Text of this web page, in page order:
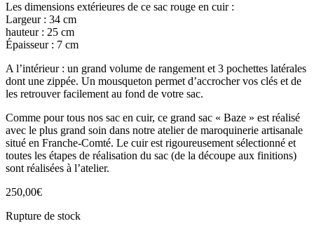
Les dimensions extérieures de ce sac rouge en cuir :
Largeur : 34 cm
hauteur : 25 cm
Épaisseur : 7 cm
A l’intérieur : un grand volume de rangement et 3 pochettes latérales
dont une zippée. Un mousqueton permet d’accrocher vos clés et de
les retrouver facilement au fond de votre sac.
Comme pour tous nos sac en cuir, ce grand sac « Baze » est réalisé
avec le plus grand soin dans notre atelier de maroquinerie artisanale
situé en Franche-Comté. Le cuir est rigoureusement sélectionné et
toutes les étapes de réalisation du sac (de la découpe aux finitions)
sont réalisées à l’atelier.
250,00€
Rupture de stock